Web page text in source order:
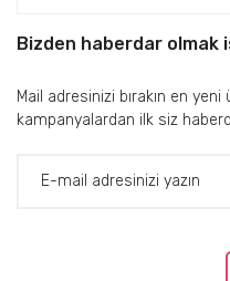
Bizden haberdar olmak
Mail adresinizi bırakın en
kampanyalardan ilk siz